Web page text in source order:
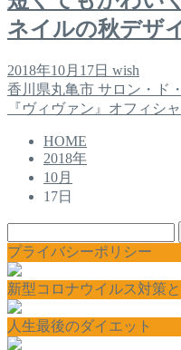
ネイルの秋デザ
2018年10月17日 wish
香川県丸亀市 サロン・ド
『ヴィヴァン』オフィシ
HOME
2018年
10月
17日
プライバシーポリシー
新型コロナウイルス対策
人生最後のダイエット